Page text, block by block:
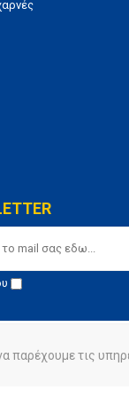
Πολιτική
παρέχουμε τις